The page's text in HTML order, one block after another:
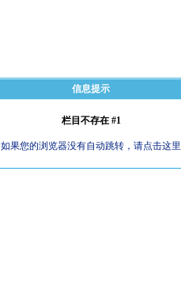
信息提示
栏目不存在 #1
如果您的浏览器没有自动跳转，请点击这里